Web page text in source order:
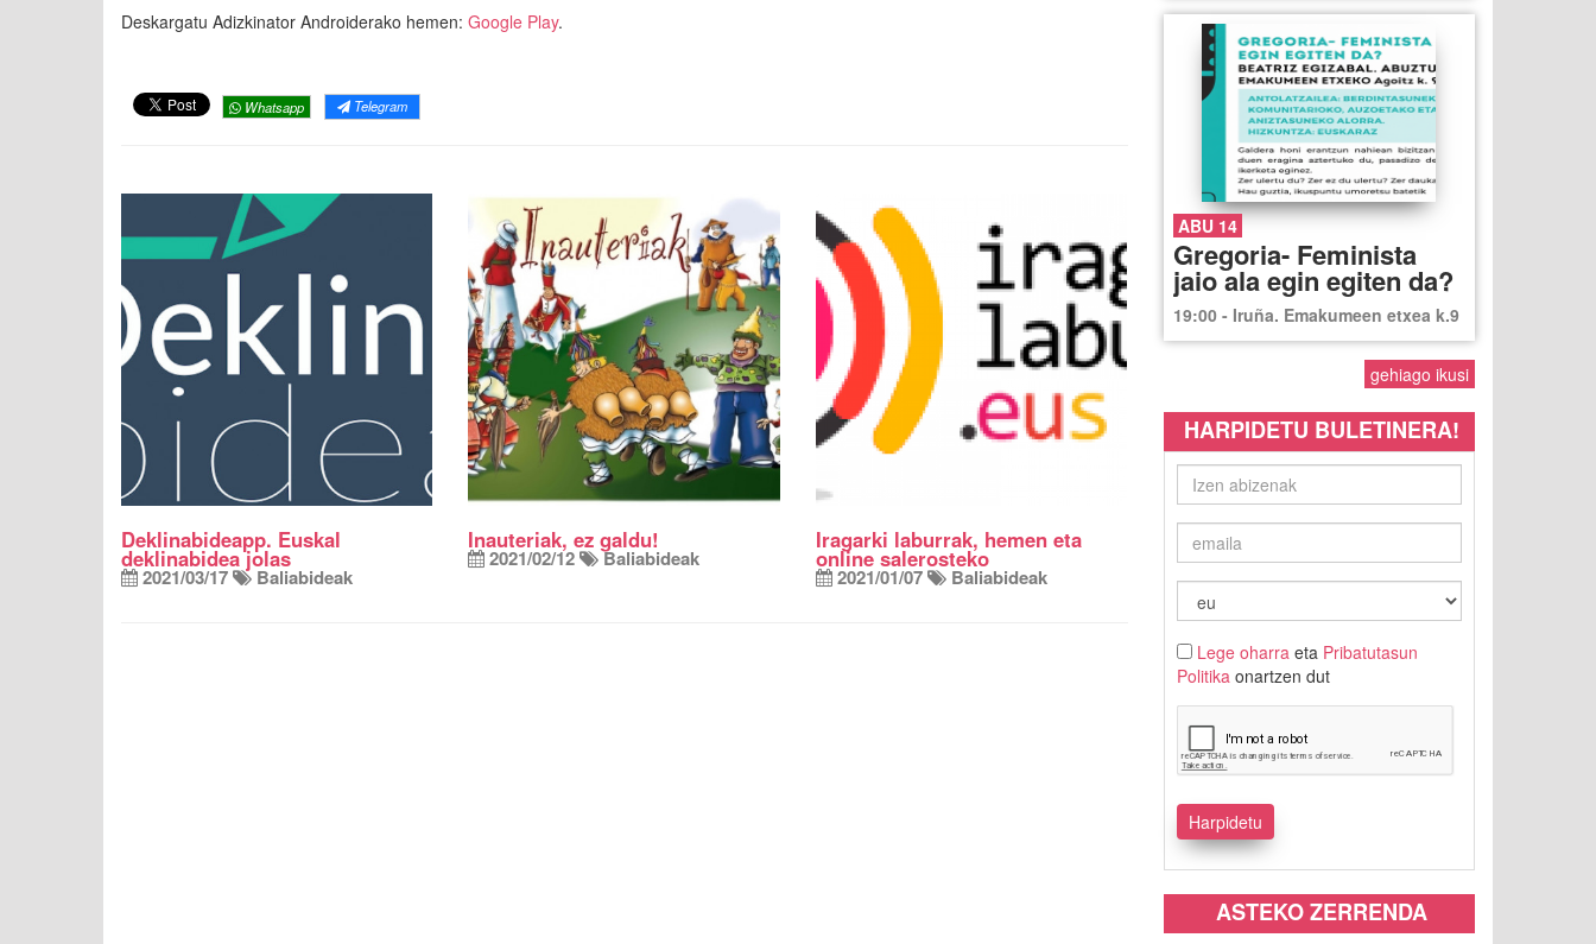
Deskargatu Adizkinator Androiderako hemen: Google Play.
Whatsapp Telegram
Deklinabideapp. Euskal
deklinabidea jolas
2021/03/17 Baliabideak
Inauteriak, ez galdu!
2021/02/12 Baliabideak
Iragarki laburrak, hemen eta
online salerosteko
2021/01/07 Baliabideak
ABU 14
Gregoria- Feminista
jaio ala egin egiten da?
19:00 - Iruña. Emakumeen etxea k.9
gehiago ikusi
HARPIDETU BULETINERA!
Lege oharraeta Pribatutasun
Politikaonartzen dut
ASTEKO ZERRENDA